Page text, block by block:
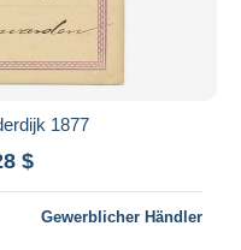
1877
$
Gewerblicher Händler